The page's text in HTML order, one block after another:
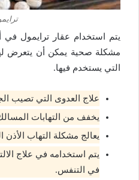
يتم استخدام عقار ترايمول في
مشكلة صحية يمكن أن يتعرض
التي يستخدم فيها.
علاج العدوى التي تصيب
يخفف من التهابات
يعالج مشكلة التهاب
يتم استخدامه في علاج
في التنفس.